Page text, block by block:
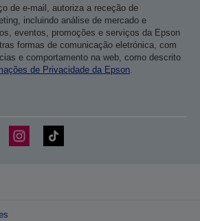
de e-mail, autoriza a receção de
incluindo análise de mercado e
eventos, promoções e serviços da Epson
formas de comunicação eletrónica, com
e comportamento na web, como descrito
de Privacidade da Epson.